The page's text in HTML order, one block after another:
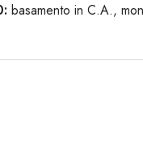
basamento in C.A.,